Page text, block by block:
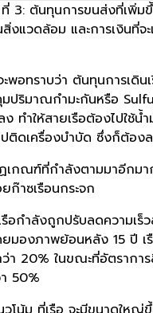
3: ต้นทุนการขนส่งที่เพิ่ม
แวดล้อม และการเงินที่จ
พอทราบว่า ต้นทุนการเดิน
ปริมาณกำมะกันหรือ
ทำให้สายเรือต้องไปใช้น้
ติดเครื่องบำบัด ซึ่งก็ต้อง
เกณฑ์ที่กำลังตามมาอีกม
ก๊าซเรือนกระจก
อกำลังถูกปรับลดความเร็
ยมองภาพย้อนหลัง 15 ปี เ
า 20% ในขณะที่อัตราการ
50%